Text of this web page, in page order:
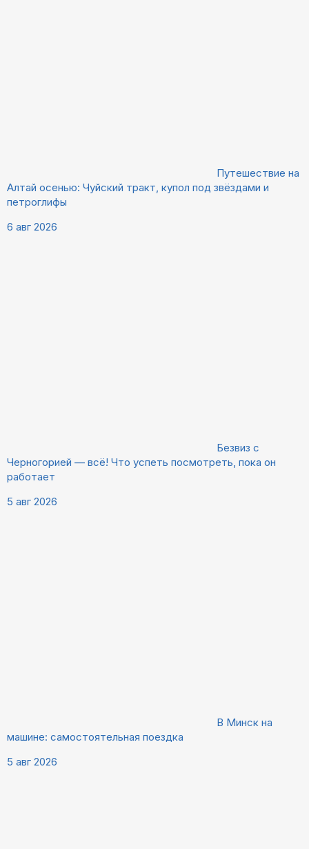
Путешествие на
Алтай осенью: Чуйский тракт, купол под звёздами и
петроглифы
6 авг 2026
Безвиз с
Черногорией — всё! Что успеть посмотреть, пока он
работает
5 авг 2026
В Минск на
машине: самостоятельная поездка
5 авг 2026